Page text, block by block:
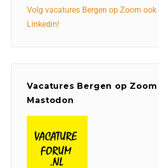
Volg vacatures Bergen op Zoom ook
Linkedin!
Vacatures Bergen op Zoom
Mastodon